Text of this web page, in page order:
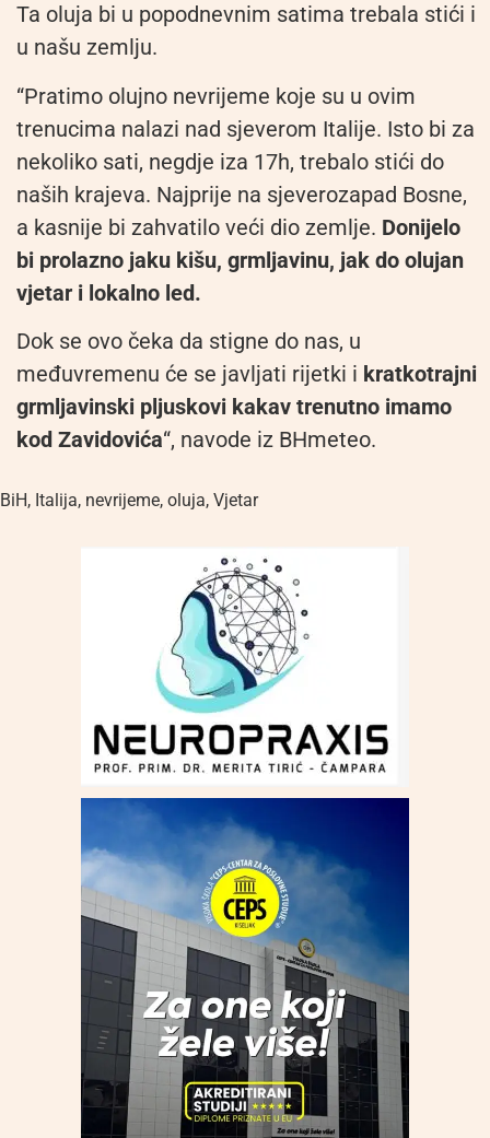
Ta oluja bi u popodnevnim satima trebala stići i
u našu zemlju.
“Pratimo olujno nevrijeme koje su u ovim
trenucima nalazi nad sjeverom Italije. Isto bi za
nekoliko sati, negdje iza 17h, trebalo stići do
naših krajeva. Najprije na sjeverozapad Bosne,
a kasnije bi zahvatilo veći dio zemlje. Donijelo
bi prolazno jaku kišu, grmljavinu, jak do olujan
vjetar i lokalno led.
Dok se ovo čeka da stigne do nas, u
međuvremenu će se javljati rijetki i kratkotrajni
grmljavinski pljuskovi kakav trenutno imamo
kod Zavidovića“, navode iz BHmeteo.
BiH, Italija, nevrijeme, oluja, Vjetar